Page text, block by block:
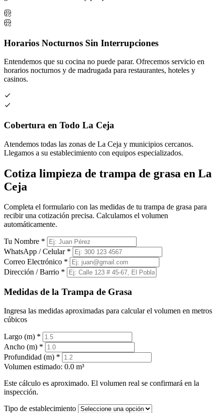
Horarios Nocturnos Sin Interrupciones
Entendemos que su cocina no puede parar. Ofrecemos servicio en
horarios nocturnos y de madrugada para restaurantes, hoteles y
casinos.
Cobertura en Todo La Ceja
Atendemos todas las zonas de La Ceja y municipios cercanos.
Llegamos a su establecimiento con equipos especializados.
Cotiza limpieza de trampa de grasa en La
Ceja
Completa el formulario con las medidas de tu trampa de grasa para
recibir una cotización precisa. Calculamos el volumen
automáticamente.
Tu Nombre *
WhatsApp / Celular *
Correo Electrónico *
Dirección / Barrio *
Medidas de la Trampa de Grasa
Ingresa las medidas aproximadas para calcular el volumen en metros
cúbicos
Largo (m) *
Ancho (m) *
Profundidad (m) *
Volumen estimado: 0.0 m³
Este cálculo es aproximado. El volumen real se confirmará en la
inspección.
Tipo de establecimiento